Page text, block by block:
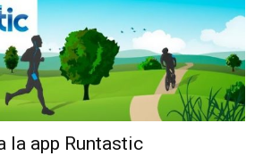
la app Runtastic